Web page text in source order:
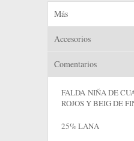
Más
Accesorios
Comentarios
FALDA NIÑA DE
ROJOS Y BEIG DE
25% LANA